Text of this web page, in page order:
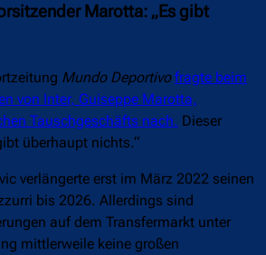
Marotta: „Es gibt
Mundo Deportivo fragte beim
von Inter, Guiseppe Marotta,
Tauschgeschäfts nach. Dieser
überhaupt nichts.“
verlängerte erst im März 2022 seinen
bis 2026. Allerdings sind
auf dem Transfermarkt unter
mittlerweile keine großen